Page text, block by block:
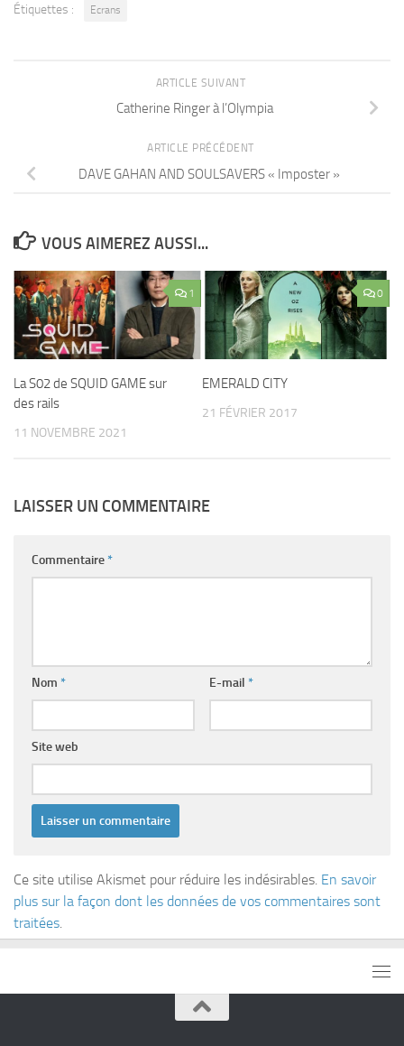
Étiquettes : Ecrans
ARTICLE SUIVANT
Catherine Ringer à l’Olympia
ARTICLE PRÉCÉDENT
DAVE GAHAN AND SOULSAVERS « Imposter »
VOUS AIMEREZ AUSSI...
1
La S02 de SQUID GAME sur
des rails
11 NOVEMBRE 2021
0
EMERALD CITY
21 FÉVRIER 2017
LAISSER UN COMMENTAIRE
Commentaire*
Nom * E-mail *
Site web
Ce site utilise Akismet pour réduire les indésirables. En savoir
plus sur la façon dont les données de vos commentaires sont
traitées